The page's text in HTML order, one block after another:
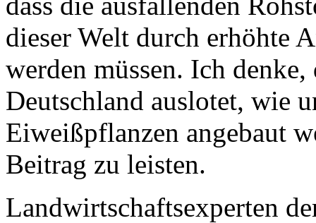
dieser Welt durch erhöhte
werden müssen. Ich
Deutschland auslotet, wie
Eiweißpflanzen angebaut
Beitrag zu leisten.
Landwirtschaftsexperten